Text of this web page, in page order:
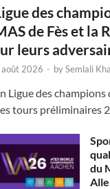
des
de Fès et la
leurs
2026 - bySemlali
Ligue des
tours préliminaires
du